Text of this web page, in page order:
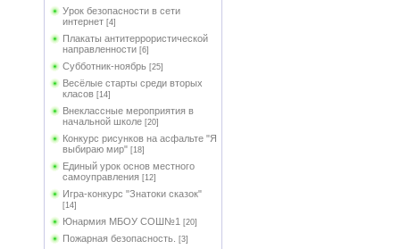
Урок безопасности в сети
интернет [4]
Плакаты антитеррористической
направленности [6]
Субботник-ноябрь [25]
Весёлые старты среди вторых
класов [14]
Внеклассные мероприятия в
начальной школе [20]
Конкурс рисунков на асфальте "Я
выбираю мир" [18]
Единый урок основ местного
самоуправления [12]
Игра-конкурс "Знатоки сказок"
[14]
Юнармия МБОУ СОШ№1 [20]
Пожарная безопасность. [3]